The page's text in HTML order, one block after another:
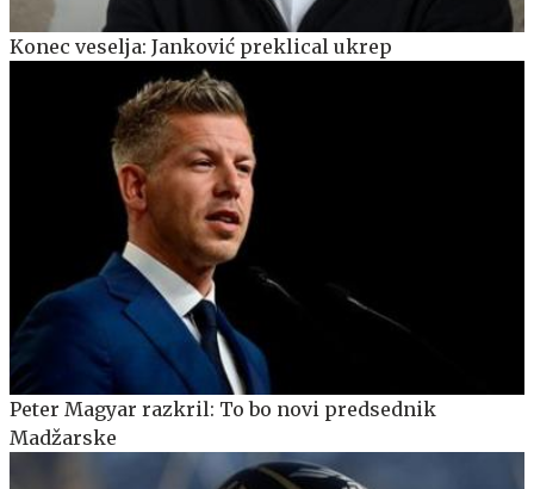
Konec veselja: Janković preklical ukrep
Peter Magyar razkril: To bo novi predsednik
Madžarske